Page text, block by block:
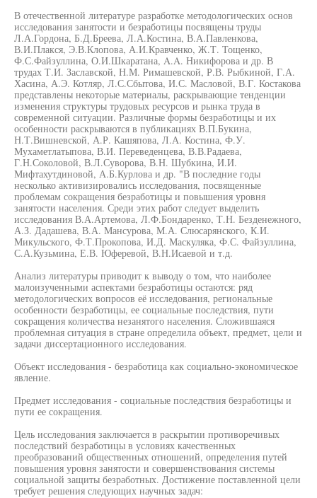
В отечественной литературе разработке методологических основ
исследования занятости и безработицы посвящены труды
Л.А.Гордона, Б.Д.Бреева, Л.А.Костина, В.А.Павленкова,
В.И.Плакся, Э.В.Клопова, А.И.Кравченко, Ж.Т. Тощенко,
Ф.С.Файзуллина, О.И.Шкаратана, A.A. Никифорова и др. В
трудах Т.И. Заславской, Н.М. Римашевской, Р.В. Рыбкиной, Г.А.
Хасина, А.Э. Котляр, Л.С.Сбытова, И.С. Масловой, В.Г. Костакова
представлены некоторые материалы, раскрывающие тенденции
изменения структуры трудовых ресурсов и рынка труда в
современной ситуации. Различные формы безработицы и их
особенности раскрываются в публикациях В.П.Букина,
Н.Т.Вишневской, А.Р. Кашяпова, Л.А. Костина, Ф.У.
Мухаметлатыпова, В.И. Переведенцева, В.В.Радаева,
Г.Н.Соколовой, В.Л.Суворова, В.Н. Шубкина, И.И.
Мифтахутдиновой, А.Б.Курлова и др. "В последние годы
несколько активизировались исследования, посвященные
проблемам сокращения безработицы и повышения уровня
занятости населения. Среди этих работ следует выделить
исследования В.А.Артемова, Л.Ф.Бондаренко, Т.Н. Безденежного,
А.З. Дадашева, В.А. Мансурова, М.А. Слюсарянского, К.И.
Микульского, Ф.Т.Прокопова, И.Д. Маскуляка, Ф.С. Файзуллина,
С.А.Кузьмина, Е.В. Юферевой, В.Н.Исаевой и т.д.
Анализ литературы приводит к выводу о том, что наиболее
малоизученными аспектами безработицы остаются: ряд
методологических вопросов её исследования, региональные
особенности безработицы, ее социальные последствия, пути
сокращения количества незанятого населения. Сложившаяся
проблемная ситуация в стране определила объект, предмет, цели и
задачи диссертационного исследования.
Объект исследования - безработица как социально-экономическое
явление.
Предмет исследования - социальные последствия безработицы и
пути ее сокращения.
Цель исследования заключается в раскрытии противоречивых
последствий безработицы в условиях качественных
преобразований общественных отношений, определения путей
повышения уровня занятости и совершенствования системы
социальной защиты безработных. Достижение поставленной цели
требует решения следующих научных задач: